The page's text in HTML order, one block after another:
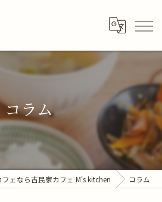
コラム
ェなら古民家カフェ M's kitchen コラム